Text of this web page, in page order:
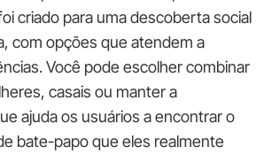
criado para uma descoberta social
com opções que atendem a
Você pode escolher combinar
casais ou manter a
ajuda os usuários a encontrar o
bate-papo que eles realmente